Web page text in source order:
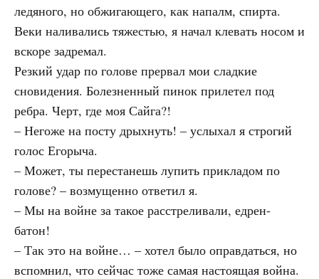
ледяного, но обжигающего, как напалм, спирта.
Веки наливались тяжестью, я начал клевать носом и
вскоре задремал.
Резкий удар по голове прервал мои сладкие
сновидения. Болезненный пинок прилетел под
ребра. Черт, где моя Сайга?!
– Негоже на посту дрыхнуть! – услыхал я строгий
голос Егорыча.
– Может, ты перестанешь лупить прикладом по
голове? – возмущенно ответил я.
– Мы на войне за такое расстреливали, едрен-
батон!
– Так это на войне… – хотел было оправдаться, но
вспомнил, что сейчас тоже самая настоящая война.